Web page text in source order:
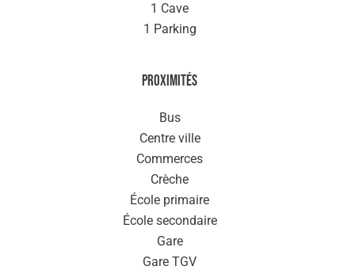
1 Cave
1 Parking
Proximités
Bus
Centre ville
Commerces
Crèche
École primaire
École secondaire
Gare
Gare TGV